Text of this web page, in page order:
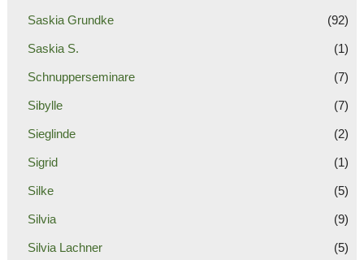
Saskia Grundke (92)
Saskia S. (1)
Schnupperseminare (7)
Sibylle (7)
Sieglinde (2)
Sigrid (1)
Silke (5)
Silvia (9)
Silvia Lachner (5)